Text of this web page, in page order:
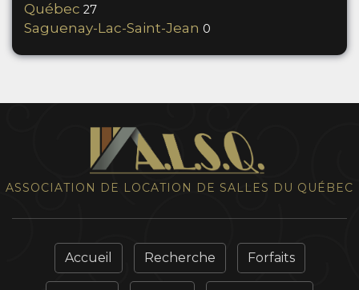
Québec 27
Saguenay-Lac-Saint-Jean 0
ASSOCIATION DE LOCATION DE SALLES DU QUÉBEC
Accueil Recherche Forfaits